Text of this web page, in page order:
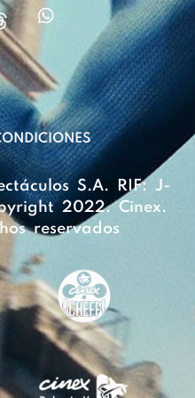
S.A. RIF: J-
2022. Cinex.
reservados